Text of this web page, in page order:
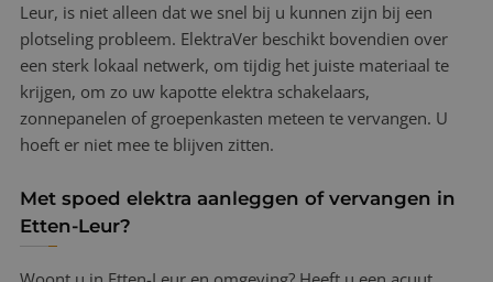
Leur, is niet alleen dat we snel bij u kunnen zijn bij een
plotseling probleem. ElektraVer beschikt bovendien over
een sterk lokaal netwerk, om tijdig het juiste materiaal te
krijgen, om zo uw kapotte elektra schakelaars,
zonnepanelen of groepenkasten meteen te vervangen. U
hoeft er niet mee te blijven zitten.
Met spoed elektra aanleggen of vervangen in
Etten-Leur?